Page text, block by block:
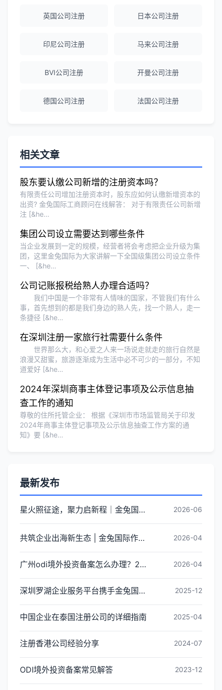
越南公司注册全程指导，文件准备非常专
泰国公司注册和银行开户服务高效，推
刘总
泰国BOI申请+建厂规划一站式服务，完
美！
香港公司注册和审计服务专业高效，非常
满意。
英国公司注册 日本公司注册
印尼公司注册 马来公司注册
BVI公司注册 开曼公司注册
德国公司注册 法国公司注册
相关文章
股东要认缴公司新增的注册资本吗？
有限责任公司增加注册资本时，股东应如何认缴新增资本的
出资? 金兔国际工商顾问在线解答： 对于有限责任公司新增
注 [&he…
集团公司设立需要达到哪些条件
当企业发展到一定的规模，经营者将会考虑把企业升级为集
团，这里金兔国际为大家讲解一下全国级集团公司设立条件
一、 [&he…
公司记账报税给熟人办理合适吗？
我们中国是一个非常有人情味的国家，不管我们有什么
事，首先想到的都是我们身边的熟人先，找一个熟人，走一
条捷径 [&he…
在深圳注册一家旅行社需要什么条件
世界那么大，和心爱之人来一场说走就走的旅行自然是
浪漫又甜蜜，旅游逐渐成为生活中必不可少的一部分，不知
道爱好 [&he…
2024年深圳商事主体登记事项及公示信息抽
查工作的通知
尊敬的住所托管企业： 根据《深圳市市场监管局关于印发
2024年商事主体登记事项及公示信息抽查工作方案的通
知》要 [&he…
最新发布
星火照征途，聚力启新程｜金兔国际井冈山红色研学团建圆满收官 2026-06
共筑企业出海新生态 | 金兔国际作为代表单位亮相宝安区出海服务中心揭牌仪式 2026-04
广州odi境外投资备案怎么办理？2026年最新流程详解 2026-04
深圳罗湖企业服务平台携手金兔国际ODI备案专家,共建跨境出海全链条服务新生态 2025-12
中国企业在泰国注册公司的详细指南 2025-04
注册香港公司经验分享 2024-07
ODI境外投资备案常见解答 2023-12